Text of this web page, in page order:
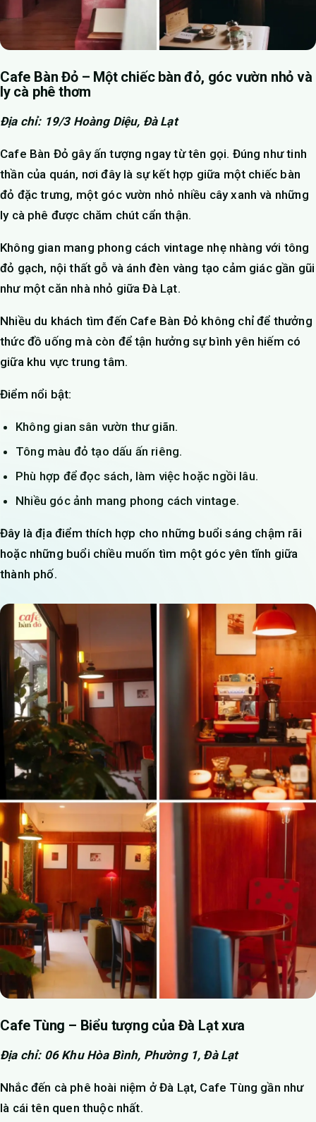
Cafe Bàn Đỏ – Một chiếc bàn đỏ, góc vườn nhỏ và
ly cà phê thơm
Địa chỉ: 19/3 Hoàng Diệu, Đà Lạt
Cafe Bàn Đỏ gây ấn tượng ngay từ tên gọi. Đúng như tinh
thần của quán, nơi đây là sự kết hợp giữa một chiếc bàn
đỏ đặc trưng, một góc vườn nhỏ nhiều cây xanh và những
ly cà phê được chăm chút cẩn thận.
Không gian mang phong cách vintage nhẹ nhàng với tông
đỏ gạch, nội thất gỗ và ánh đèn vàng tạo cảm giác gần gũi
như một căn nhà nhỏ giữa Đà Lạt.
Nhiều du khách tìm đến Cafe Bàn Đỏ không chỉ để thưởng
thức đồ uống mà còn để tận hưởng sự bình yên hiếm có
giữa khu vực trung tâm.
Điểm nổi bật:
Không gian sân vườn thư giãn.
Tông màu đỏ tạo dấu ấn riêng.
Phù hợp để đọc sách, làm việc hoặc ngồi lâu.
Nhiều góc ảnh mang phong cách vintage.
Đây là địa điểm thích hợp cho những buổi sáng chậm rãi
hoặc những buổi chiều muốn tìm một góc yên tĩnh giữa
thành phố.
Cafe Tùng – Biểu tượng của Đà Lạt xưa
Địa chỉ: 06 Khu Hòa Bình, Phường 1, Đà Lạt
Nhắc đến cà phê hoài niệm ở Đà Lạt, Cafe Tùng gần như
là cái tên quen thuộc nhất.